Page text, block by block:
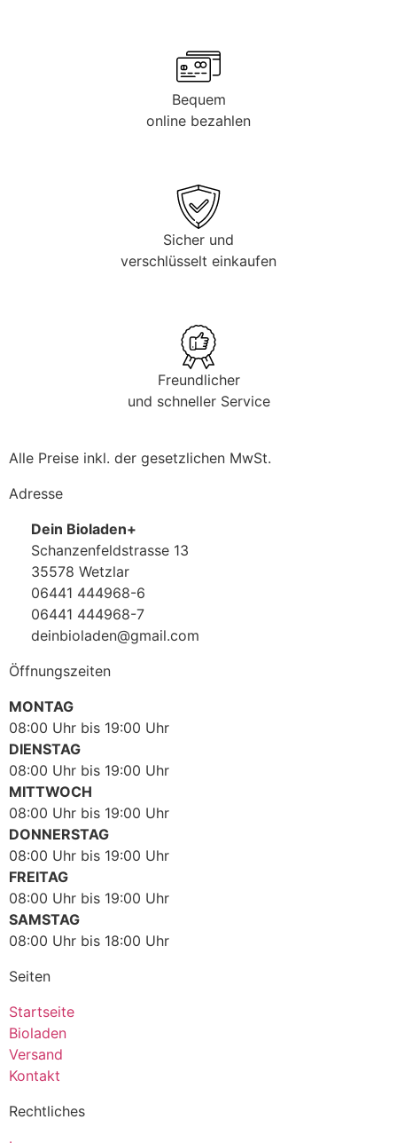
Bequem
online bezahlen
Sicher und
verschlüsselt einkaufen
Freundlicher
und schneller Service
Alle Preise inkl. der gesetzlichen MwSt.
Adresse
Dein Bioladen+
Schanzenfeldstrasse 13
35578 Wetzlar
06441 444968-6
06441 444968-7
deinbioladen@gmail.com
Öffnungszeiten
MONTAG
08:00 Uhr bis 19:00 Uhr
DIENSTAG
08:00 Uhr bis 19:00 Uhr
MITTWOCH
08:00 Uhr bis 19:00 Uhr
DONNERSTAG
08:00 Uhr bis 19:00 Uhr
FREITAG
08:00 Uhr bis 19:00 Uhr
SAMSTAG
08:00 Uhr bis 18:00 Uhr
Seiten
Startseite
Bioladen
Versand
Kontakt
Rechtliches